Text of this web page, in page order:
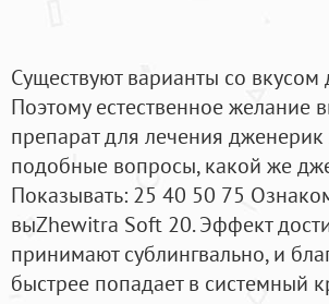
Существуют варианты со
Поэтому естественное
препарат для лечения дженерик
подобные вопросы, какой же
Показывать: 25 40 50 75
выZhewitra Soft 20. Эффект
принимают сублингвально, и
быстрее попадает в системный